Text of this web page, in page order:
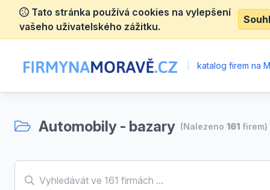
Tato stránka používá cookies na vylepšení
vašeho uživatelského zážitku.
katalog firem na
Automobily - bazary (Nalezeno 161 firem)